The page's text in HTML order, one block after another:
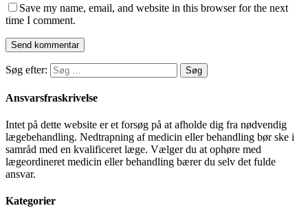
Save my name, email, and website in this browser for the next
time I comment.
Søg efter:
Ansvarsfraskrivelse
Intet på dette website er et forsøg på at afholde dig fra nødvendig
lægebehandling. Nedtrapning af medicin eller behandling bør ske i
samråd med en kvalificeret læge. Vælger du at ophøre med
lægeordineret medicin eller behandling bærer du selv det fulde
ansvar.
Kategorier